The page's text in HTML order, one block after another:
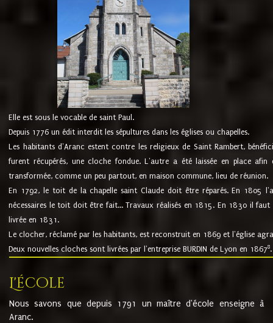
Elle est sous le vocable de saint Paul.
Depuis 1776 un édit interdit les sépultures dans les églises ou chapelles.
Les habitants d'Aranc estent contre les religieux de Saint Rambert,
furent récupérés, une cloche fondue. L'autre a été laissée en place
transformée, comme un peu partout, en maison commune, lieu de réunion.
En 1792, le toit de la chapelle saint Claude doit être réparés. En 1805
nécessaires le toit doit être fait... Travaux réalisés en 1815. En 1830 il
livrée en 1831.
Le clocher, réclamé par les habitants, est reconstruit en 1869 et l'église
Deux nouvelles cloches sont livrées par l'entreprise BURDIN de Lyon en 18678.
L'école
Nous savons que depuis 1791 un maître d'école enseigne à
Aranc.